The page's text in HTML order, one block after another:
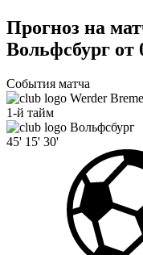
Прогноз на
Вольфсбург от
События матча
Werder
1-й тайм
Вольфсбург
45' 15' 30'